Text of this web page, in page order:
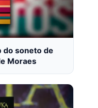
do soneto de
Moraes